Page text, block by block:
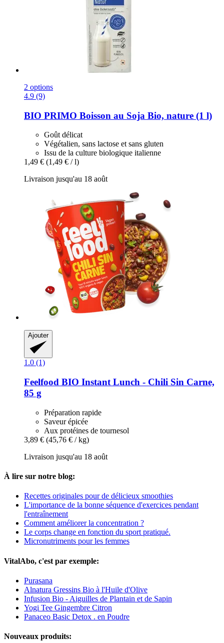
2 options
4.9 (9)
BIO PRIMO Boisson au Soja Bio, nature (1 l)
Goût délicat
Végétalien, sans lactose et sans gluten
Issu de la culture biologique italienne
1,49 € (1,49 € / l)
Livraison jusqu'au 18 août
Ajouter
1.0 (1)
Feelfood BIO Instant Lunch -​ Chili Sin Carne,
85 g
Préparation rapide
Saveur épicée
Aux protéines de tournesol
3,89 € (45,76 € / kg)
Livraison jusqu'au 18 août
À lire sur notre blog:
Recettes originales pour de délicieux smoothies
L'importance de la bonne séquence d'exercices pendant
l'entraînement
Comment améliorer la concentration ?
Le corps change en fonction du sport pratiqué.
Micronutriments pour les femmes
VitalAbo, c'est par exemple:
Purasana
Alnatura Gressins Bio à l'Huile d'Olive
Infusion Bio - Aiguilles de Plantain et de Sapin
Yogi Tee Gingembre Citron
Panaceo Basic Detox . en Poudre
Nouveaux produits: